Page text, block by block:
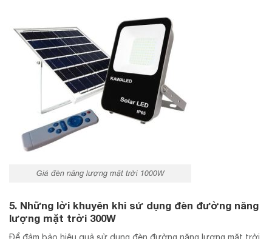
Giá đèn năng lượng mặt trời 1000W
5. Những lời khuyên khi sử dụng đèn đường năng
lượng mặt trời 300W
Để đảm bảo hiệu quả sử dụng đèn đường năng lượng mặt trời